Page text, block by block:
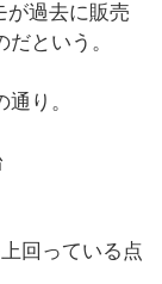
が過去に販売
という。
り。
回っている点